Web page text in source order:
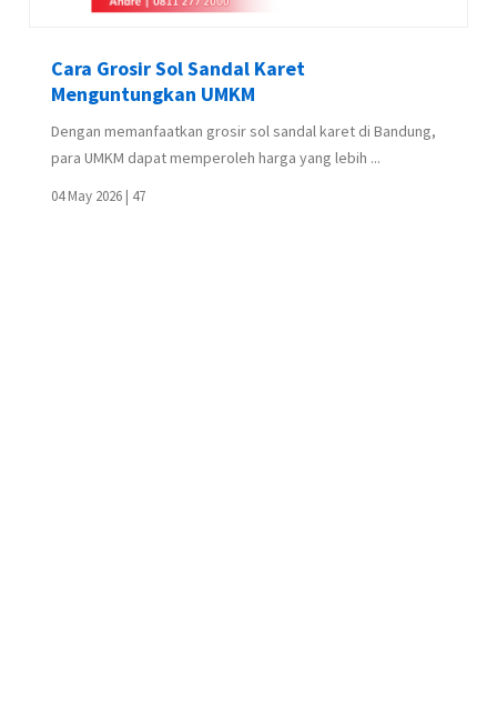
Cara Grosir Sol Sandal Karet
Menguntungkan UMKM
Dengan memanfaatkan grosir sol sandal karet di Bandung,
para UMKM dapat memperoleh harga yang lebih ...
04 May 2026 | 47